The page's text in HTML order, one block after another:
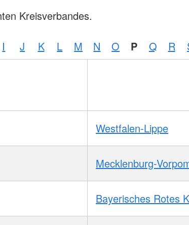
Kreisverbandes.
I J K L M N O P Q R
Westfalen-Lippe
Mecklenburg-
Bayerisches Rotes